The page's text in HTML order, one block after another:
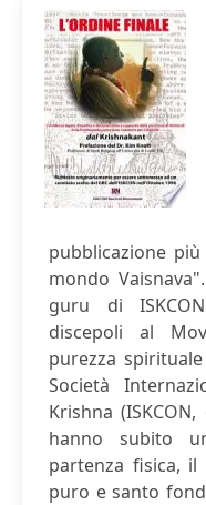
pubblicazione
mondo
guru di
discepoli al
purezza
Società
Krishna
hanno subito
partenza fisica,
puro e santo